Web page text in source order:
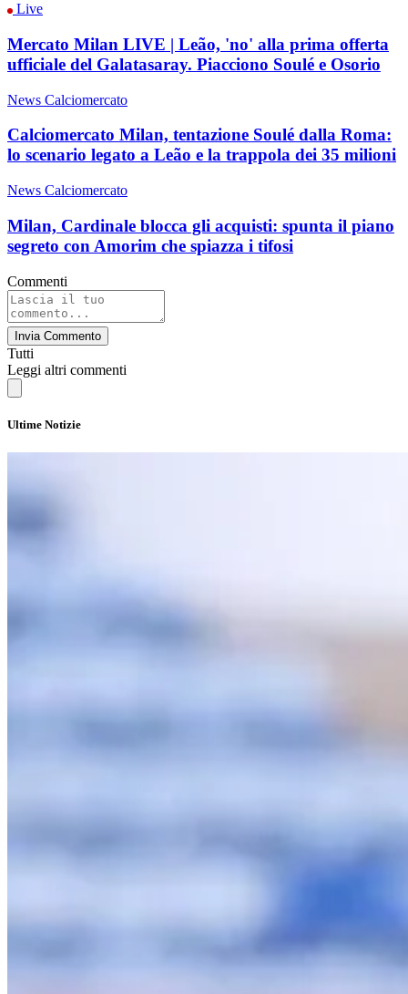
Live
Mercato Milan LIVE | Leão, 'no' alla prima offerta
ufficiale del Galatasaray. Piacciono Soulé e Osorio
News Calciomercato
Calciomercato Milan, tentazione Soulé dalla Roma:
lo scenario legato a Leão e la trappola dei 35 milioni
News Calciomercato
Milan, Cardinale blocca gli acquisti: spunta il piano
segreto con Amorim che spiazza i tifosi
Commenti
Invia Commento
Tutti
Leggi altri commenti
Ultime Notizie